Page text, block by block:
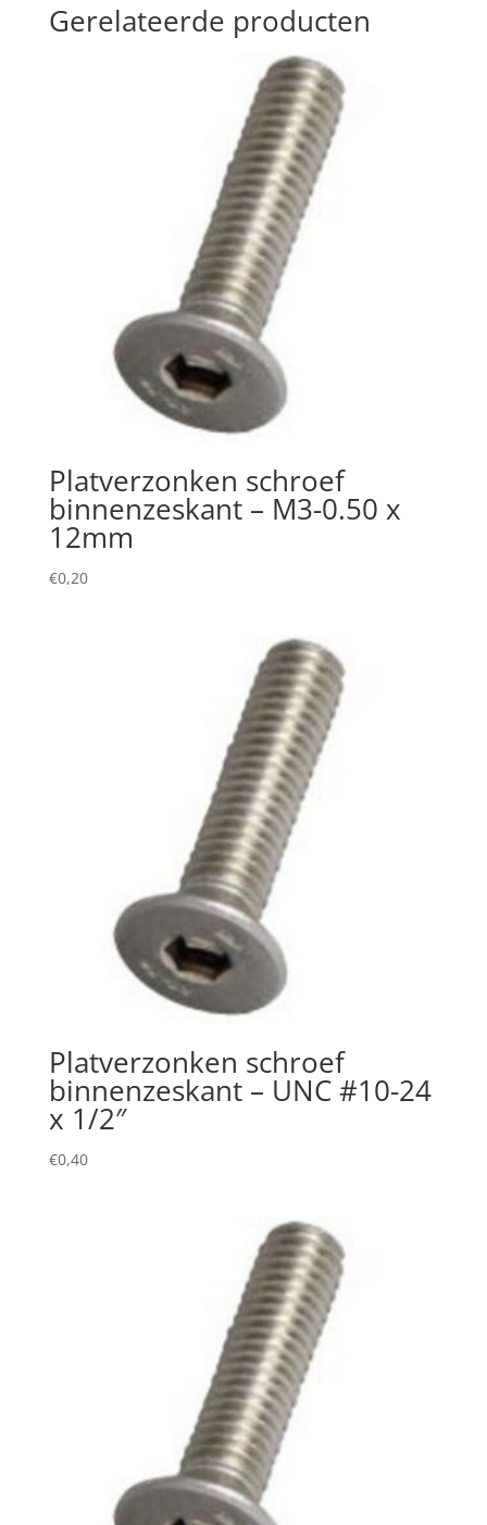
Gerelateerde producten
Platverzonken schroef
binnenzeskant – M3-0.50 x
12mm
€0,20
Platverzonken schroef
binnenzeskant – UNC #10-24
x 1/2″
€0,40